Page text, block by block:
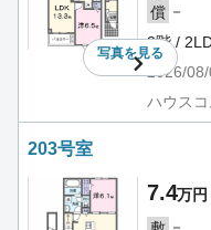
写真を見る
償 －
2階 /
2026/08/
ハウス
203号室
7.4万円